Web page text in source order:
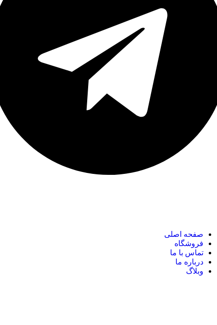
صفحه اصلی
فروشگاه
تماس با ما
درباره ما
وبلاگ